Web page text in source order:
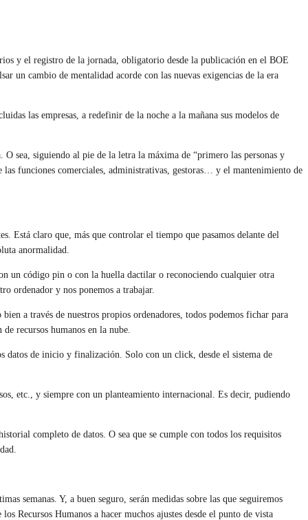
y el registro de la jornada, obligatorio desde la publicación en el BOE
un cambio de mentalidad acorde con las nuevas exigencias de la era
las empresas, a redefinir de la noche a la mañana sus modelos de
sea, siguiendo al pie de la letra la máxima de “primero las personas y
funciones comerciales, administrativas, gestoras… y el mantenimiento de
Está claro que, más que controlar el tiempo que pasamos delante del
anormalidad.
un código pin o con la huella dactilar o reconociendo cualquier otra
ordenador y nos ponemos a trabajar.
a través de nuestros propios ordenadores, todos podemos fichar para
recursos humanos en la nube.
datos de inicio y finalización. Solo con un click, desde el sistema de
etc., y siempre con un planteamiento internacional. Es decir, pudiendo
completo de datos. O sea que se cumple con todos los requisitos
semanas. Y, a buen seguro, serán medidas sobre las que seguiremos
Recursos Humanos a hacer muchos ajustes desde el punto de vista